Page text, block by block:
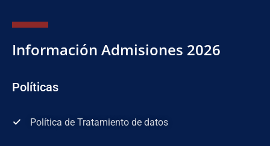
Información Admisiones 2026
Políticas
Política de Tratamiento de datos